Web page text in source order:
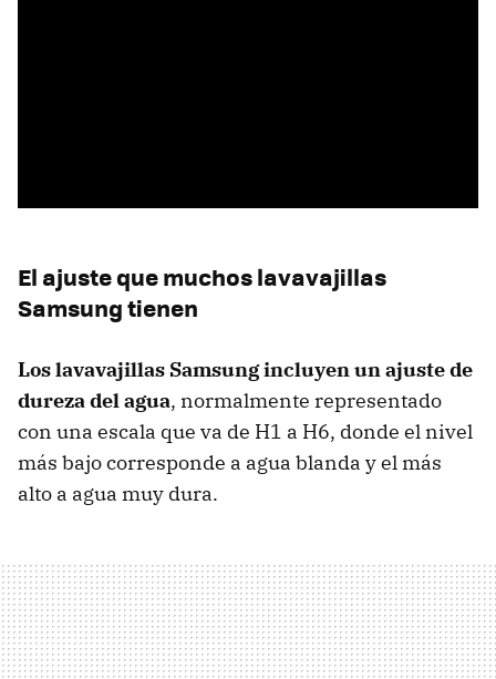
El ajuste que muchos lavavajillas
Samsung tienen
Los lavavajillas Samsung incluyen un ajuste de
dureza del agua, normalmente representado
con una escala que va de H1 a H6, donde el nivel
más bajo corresponde a agua blanda y el más
alto a agua muy dura.